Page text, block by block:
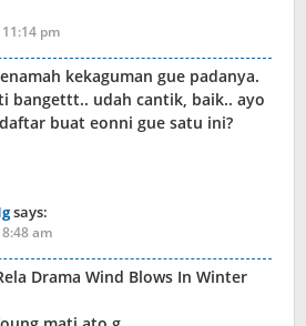
pm
kekaguman gue padanya.
bangettt.. udah cantik, baik.. ayo
buat eonni gue satu ini?
says:
am
Drama Wind Blows In Winter